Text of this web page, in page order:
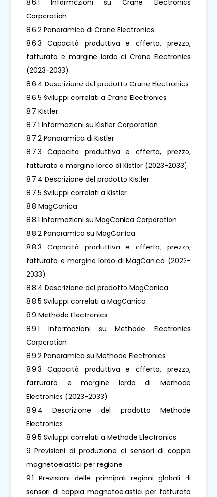
8.6.1 Informazioni su Crane Electronics
Corporation
8.6.2 Panoramica di Crane Electronics
8.6.3 Capacità produttiva e offerta, prezzo,
fatturato e margine lordo di Crane Electronics
(2023-2033)
8.6.4 Descrizione del prodotto Crane Electronics
8.6.5 Sviluppi correlati a Crane Electronics
8.7 Kistler
8.7.1 Informazioni su Kistler Corporation
8.7.2 Panoramica di Kistler
8.7.3 Capacità produttiva e offerta, prezzo,
fatturato e margine lordo di Kistler (2023-2033)
8.7.4 Descrizione del prodotto Kistler
8.7.5 Sviluppi correlati a Kistler
8.8 MagCanica
8.8.1 Informazioni su MagCanica Corporation
8.8.2 Panoramica su MagCanica
8.8.3 Capacità produttiva e offerta, prezzo,
fatturato e margine lordo di MagCanica (2023-
2033)
8.8.4 Descrizione del prodotto MagCanica
8.8.5 Sviluppi correlati a MagCanica
8.9 Methode Electronics
8.9.1 Informazioni su Methode Electronics
Corporation
8.9.2 Panoramica su Methode Electronics
8.9.3 Capacità produttiva e offerta, prezzo,
fatturato e margine lordo di Methode
Electronics (2023-2033)
8.9.4 Descrizione del prodotto Methode
Electronics
8.9.5 Sviluppi correlati a Methode Electronics
9 Previsioni di produzione di sensori di coppia
magnetoelastici per regione
9.1 Previsioni delle principali regioni globali di
sensori di coppia magnetoelastici per fatturato